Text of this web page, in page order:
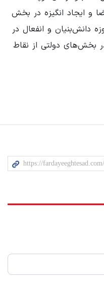
و ایجاد انگیزه در بخش
دانش‌بنیان و انفعال در
در بخش‌های دولتی از نقاط